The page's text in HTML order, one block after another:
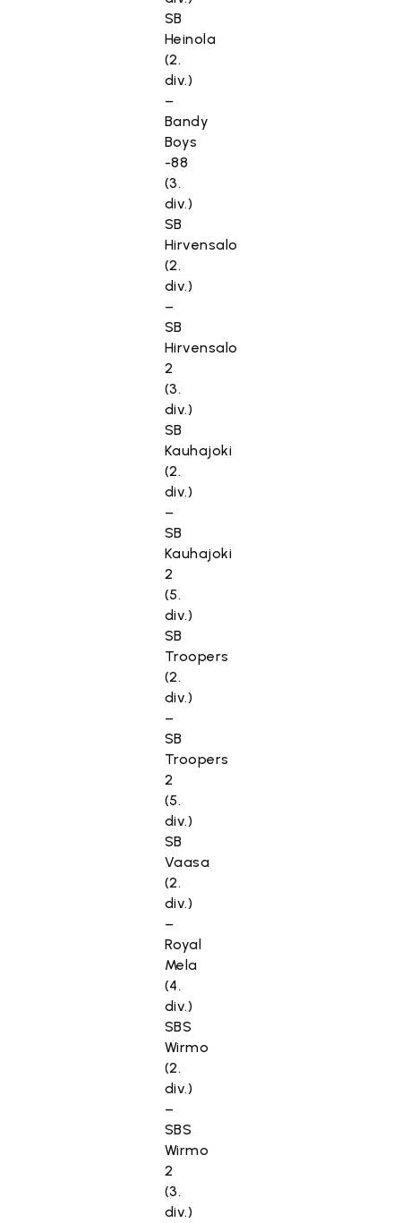
SB
Heinola
(2.
div.)
–
Bandy
Boys
-88
(3.
div.)
SB
Hirvensalo
(2.
div.)
–
SB
Hirvensalo
2
(3.
div.)
SB
Kauhajoki
(2.
div.)
–
SB
Kauhajoki
2
(5.
div.)
SB
Troopers
(2.
div.)
–
SB
Troopers
2
(5.
div.)
SB
Vaasa
(2.
div.)
–
Royal
Mela
(4.
div.)
SBS
Wirmo
(2.
div.)
–
SBS
Wirmo
2
(3.
div.)